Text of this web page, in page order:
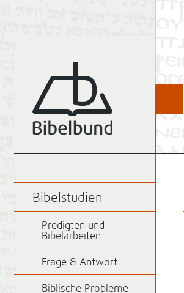
Bibelstudien
Predigten und
Bibelarbeiten
Frage & Antwort
Biblische Probleme